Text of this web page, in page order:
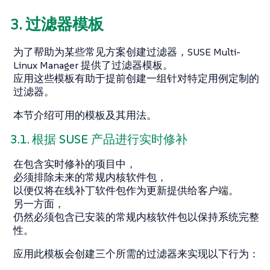
3. 过滤器模板
为了帮助为某些常见方案创建过滤器，SUSE Multi-
Linux Manager 提供了过滤器模板。
应用这些模板有助于提前创建一组针对特定用例定制的
过滤器。
本节介绍可用的模板及其用法。
3.1. 根据 SUSE 产品进行实时修补
在包含实时修补的项目中，
必须排除未来的常规内核软件包，
以便仅将在线补丁软件包作为更新提供给客户端。
另一方面，
仍然必须包含已安装的常规内核软件包以保持系统完整
性。
应用此模板会创建三个所需的过滤器来实现以下行为：